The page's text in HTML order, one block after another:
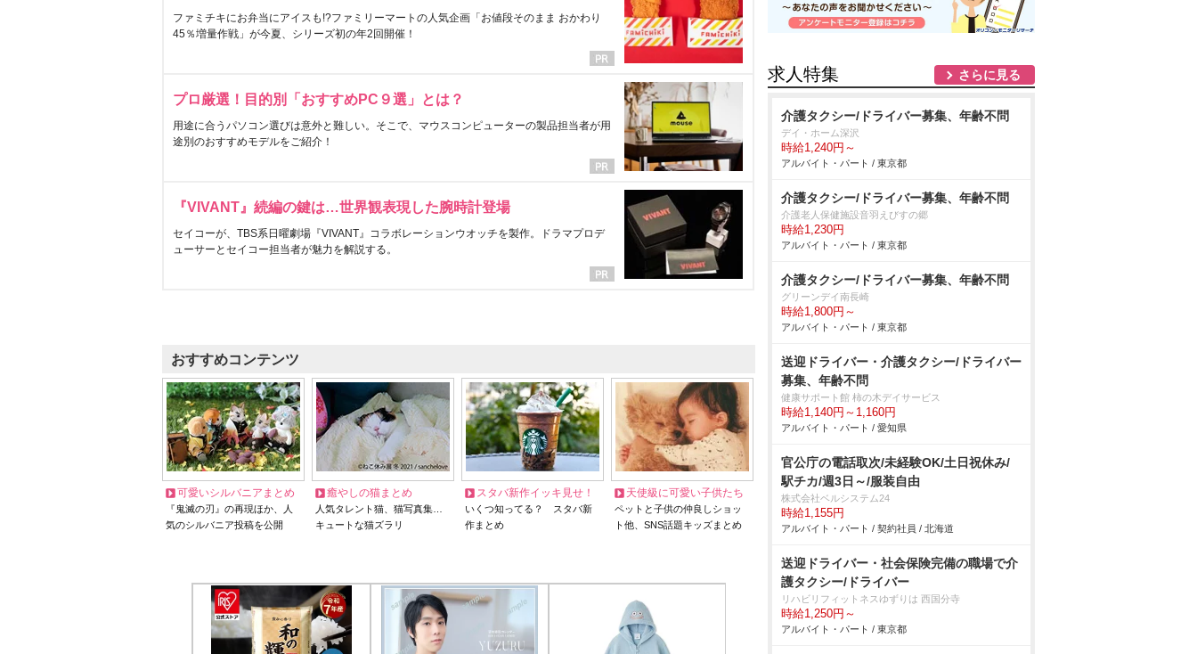
ファミチキにお弁当にアイスも!?ファミリーマートの人気企画「お値段そのまま おかわり
45％増量作戦」が今夏、シリーズ初の年2回開催！
プロ厳選！目的別「おすすめPC９選」とは？
用途に合うパソコン選びは意外と難しい。そこで、マウスコンピューターの製品担当者が用
途別のおすすめモデルをご紹介！
『VIVANT』続編の鍵は…世界観表現した腕時計登場
セイコーが、TBS系日曜劇場『VIVANT』コラボレーションウオッチを製作。ドラマプロデ
ューサーとセイコー担当者が魅力を解説する。
おすすめコンテンツ
可愛いシルバニアまとめ
『鬼滅の刃』の再現ほか、人
気のシルバニア投稿を公開
癒やしの猫まとめ
人気タレント猫、猫写真集…
キュートな猫ズラリ
スタバ新作イッキ見せ！
いくつ知ってる？ スタバ新
作まとめ
天使級に可愛い子供たち
ペットと子供の仲良しショッ
ト他、SNS話題キッズまとめ
求人特集 さらに見る
介護タクシー/ドライバー募集、年齢不問
デイ・ホーム深沢
時給1,240円～
アルバイト・パート / 東京都
介護タクシー/ドライバー募集、年齢不問
介護老人保健施設音羽えびすの郷
時給1,230円
アルバイト・パート / 東京都
介護タクシー/ドライバー募集、年齢不問
グリーンデイ南長崎
時給1,800円～
アルバイト・パート / 東京都
送迎ドライバー・介護タクシー/ドライバー
募集、年齢不問
健康サポート館 柿の木デイサービス
時給1,140円～1,160円
アルバイト・パート / 愛知県
官公庁の電話取次/未経験OK/土日祝休み/
駅チカ/週3日～/服装自由
株式会社ベルシステム24
時給1,155円
アルバイト・パート / 契約社員 / 北海道
送迎ドライバー・社会保険完備の職場で介
護タクシー/ドライバー
リハビリフィットネスゆずりは 西国分寺
時給1,250円～
アルバイト・パート / 東京都